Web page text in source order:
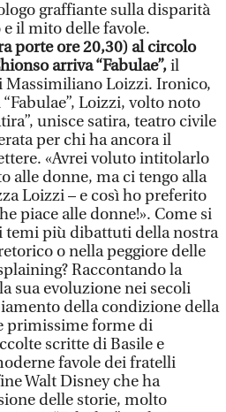
graffiante sulla disparità
il mito delle favole.
porte ore 20,30) al circolo
arriva “Fabulae”,il
Massimiliano Loizzi. Ironico,
Loizzi, volto noto
unisce satira, teatro civile
per chi ha ancora il
«Avrei voluto intitolarlo
alle donne, ma ci tengo alla
Loizzi – e così ho preferito
piace alle donne!». Come si
temi più dibattuti della nostra
o nella peggiore delle
Raccontando la
sua evoluzione nei secoli
della condizione della
primissime forme di
scritte di Basile e
favole dei fratelli
Walt Disney che ha
delle storie, molto